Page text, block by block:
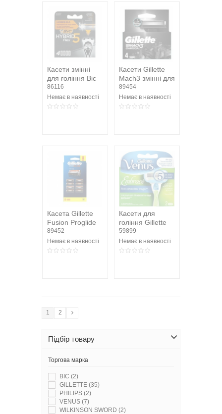
Касети змінні
для гоління Bic
Hybrid 5 Flex 5-
лезові 4шт/уп
86116
Немає в наявності
Касети Gillette
Mach3 змінні для
гоління Деревне
вугілля 4шт
89454
Немає в наявності
Касета Gillette
Fusion Proglide
змінна для
гоління 8шт
89452
Немає в наявності
Касети для
гоління Gillette
Venus Embrace
змінні 2шт
59899
Немає в наявності
1 2
Підбір товару
Торгова марка
BIC (2)
GILLETTE (35)
PHILIPS (2)
VENUS (7)
WILKINSON SWORD (2)